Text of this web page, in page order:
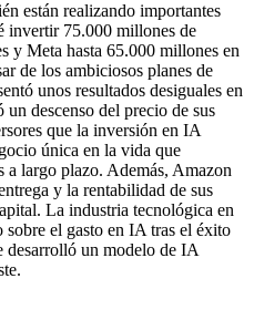
están realizando importantes
invertir 75.000 millones de
y Meta hasta 65.000 millones en
de los ambiciosos planes de
unos resultados desiguales en
descenso del precio de sus
que la inversión en IA
única en la vida que
a largo plazo. Además, Amazon
y la rentabilidad de sus
La industria tecnológica en
sobre el gasto en IA tras el éxito
desarrolló un modelo de IA